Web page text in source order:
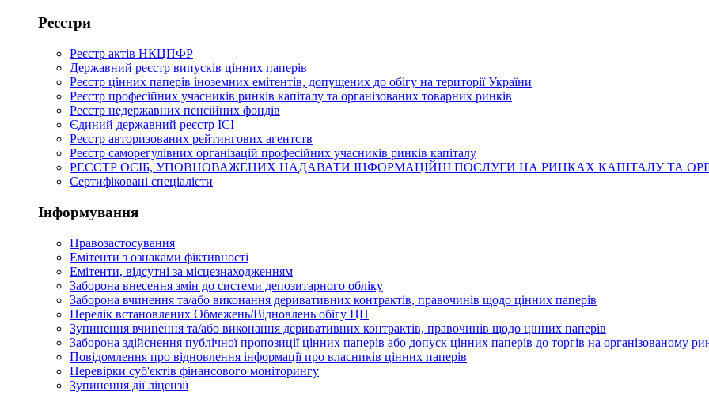
Реєстри
Реєстр актів НКЦПФР
Державний реєстр випусків цінних паперів
Реєстр цінних паперів іноземних емітентів, допущених до обігу на території України
Реєстр професійних учасників ринків капіталу та організованих товарних ринків
Реєстр недержавних пенсійних фондів
Єдиний державний реєстр ІСІ
Реєстр авторизованих рейтингових агентств
Реєстр саморегулівних організацій професійних учасників ринків капіталу
РЕЄСТР ОСІБ, УПОВНОВАЖЕНИХ НАДАВАТИ ІНФОРМАЦІЙНІ ПОСЛУГИ НА РИНКАХ КАПІТАЛУ ТА
Сертифіковані спеціалісти
Інформування
Правозастосування
Емітенти з ознаками фіктивності
Eмітенти, відсутні за місцезнаходженням
Заборона внесення змін до системи депозитарного обліку
Заборона вчинення та/або виконання деривативних контрактів, правочинів щодо цінних паперів
Перелік встановлених Обмежень/Відновлень обігу ЦП
Зупинення вчинення та/або виконання деривативних контрактів, правочинів щодо цінних паперів
Заборона здійснення публічної пропозиції цінних паперів або допуск цінних паперів до торгів на організованому
Повідомлення про відновлення інформації про власників цінних паперів
Перевірки суб'єктів фінансового моніторингу
Зупинення дії ліцензії